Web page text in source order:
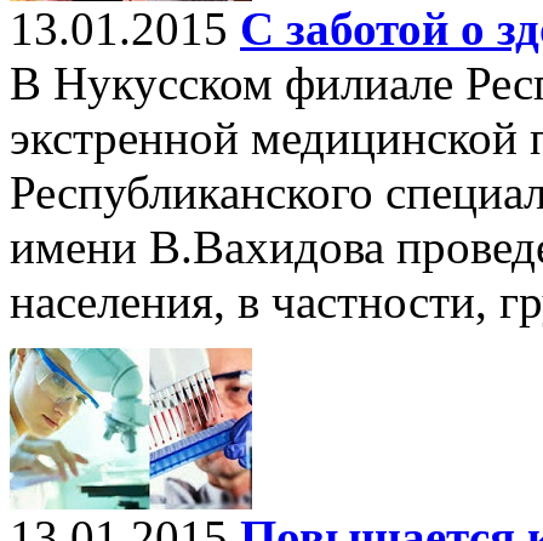
13.01.2015 С заботой о
В Нукусском филиале
экстренной
Республиканского
имени В.Вахидова
населения, в частности,